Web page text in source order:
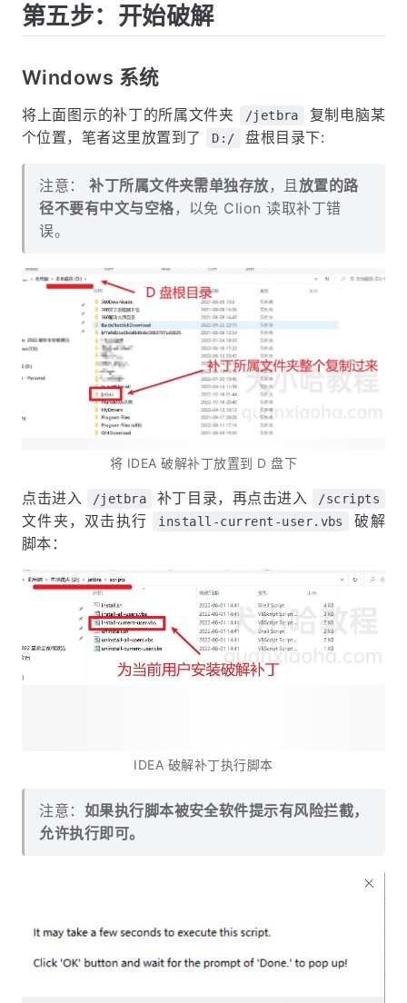
第五步：开始破解
Windows 系统
将上面图示的补丁的所属文件夹 /jetbra
复制电脑某
个位置，笔者这里放置到了
D:/ 盘根目录下:
注意：补丁所属文件夹需单独存放 ，且 放置的路
径不要有中文与空格 ，以免 Clion 读取补丁错
误。
将 IDEA 破解补丁放置到 D 盘下
点击进入 /jetbra 补丁目录，再点击进入 /scripts
文件夹，双击执行 install-current-user.vbs
破解
脚本：
IDEA 破解补丁执行脚本
注意： 如果执行脚本被安全软件提示有风险拦截，
允许执行即可。